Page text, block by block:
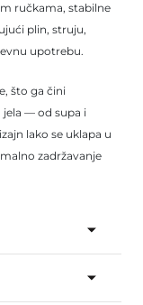
ručkama, stabilne
plin, struju,
upotrebu.
što ga čini
— od supa i
lako se uklapa u
zadržavanje